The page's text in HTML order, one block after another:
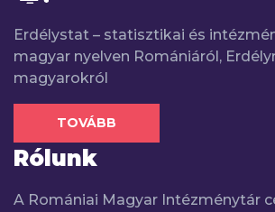
Erdélystat – statisztikai és
magyar nyelven Romániáról,
magyarokról
TOVÁBB
Rólunk
A Romániai Magyar Intézménytár